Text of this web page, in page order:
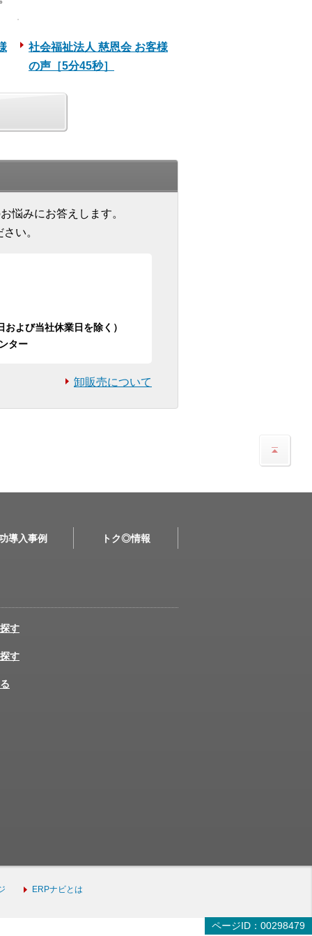
社会福祉法人 慈恩会 お客様
の声［5分45秒］
悩みにお答えします。
い。
よび当社休業日を除く）
ター
卸販売について
ページID：00298479
導入事例 トク◎情報
す
す
ERPナビとは